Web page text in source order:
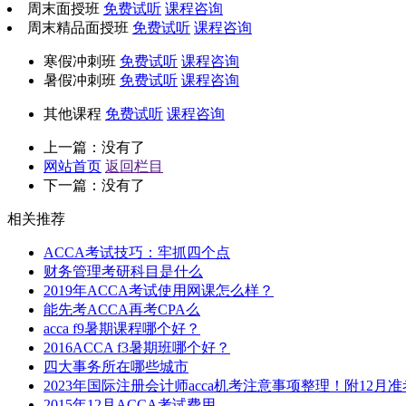
周末面授班 免费试听 课程咨询
周末精品面授班 免费试听 课程咨询
寒假冲刺班 免费试听 课程咨询
暑假冲刺班 免费试听 课程咨询
其他课程 免费试听 课程咨询
上一篇：没有了
网站首页 返回栏目
下一篇：没有了
相关推荐
ACCA考试技巧：牢抓四个点
财务管理考研科目是什么
2019年ACCA考试使用网课怎么样？
能先考ACCA再考CPA么
acca f9暑期课程哪个好？
2016ACCA f3暑期班哪个好？
四大事务所在哪些城市
2023年国际注册会计师acca机考注意事项整理！附12月准